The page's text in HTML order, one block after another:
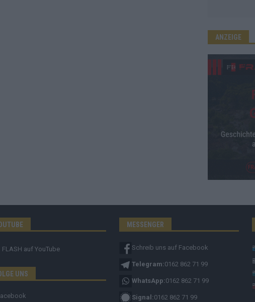
ANZEIGE
FLASH auf YouTube
UNS
MESSENGER
Schreib uns auf Facebook
Telegram:0162 862 71 99
WhatsApp:0162 862 71 99
Signal:0162 862 71 99